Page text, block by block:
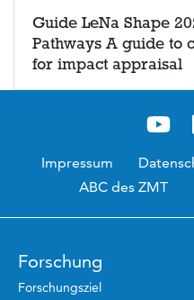
Guide LeNa Shape
Pathways A guide to
for impact appraisal
Impressum
ABC des ZMT
Forschung
Forschungsziel